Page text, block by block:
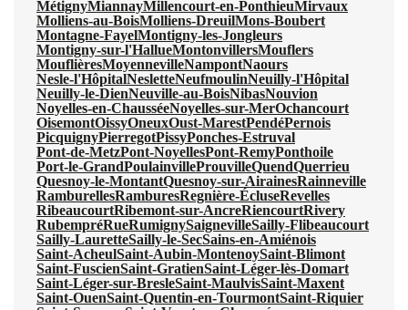
MétignyMiannayMillencourt-en-PonthieuMirvaux
Molliens-au-BoisMolliens-DreuilMons-Boubert
Montagne-FayelMontigny-les-Jongleurs
Montigny-sur-l'HallueMontonvillersMouflers
MouflièresMoyennevilleNampontNaours
Nesle-l'HôpitalNesletteNeufmoulinNeuilly-l'Hôpital
Neuilly-le-DienNeuville-au-BoisNibasNouvion
Noyelles-en-ChausséeNoyelles-sur-MerOchancourt
OisemontOissyOneuxOust-MarestPendéPernois
PicquignyPierregotPissyPonches-Estruval
Pont-de-MetzPont-NoyellesPont-RemyPonthoile
Port-le-GrandPoulainvilleProuvilleQuendQuerrieu
Quesnoy-le-MontantQuesnoy-sur-AirainesRainneville
RamburellesRamburesRegnière-ÉcluseRevelles
RibeaucourtRibemont-sur-AncreRiencourtRivery
RubempréRueRumignySaignevilleSailly-Flibeaucourt
Sailly-LauretteSailly-le-SecSains-en-Amiénois
Saint-AcheulSaint-Aubin-MontenoySaint-Blimont
Saint-FuscienSaint-GratienSaint-Léger-lès-Domart
Saint-Léger-sur-BresleSaint-MaulvisSaint-Maxent
Saint-OuenSaint-Quentin-en-TourmontSaint-Riquier